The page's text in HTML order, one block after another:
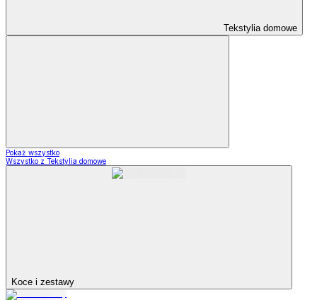
Tekstylia domowe
Pokaż wszystko
Wszystko z Tekstylia domowe
Koce i zestawy